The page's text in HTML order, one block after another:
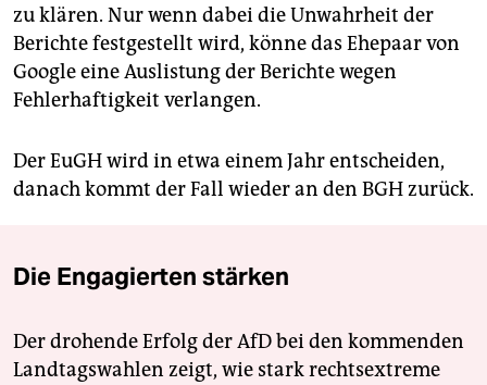
zu klären. Nur wenn dabei die Unwahrheit der
Berichte festgestellt wird, könne das Ehepaar von
Google eine Auslistung der Berichte wegen
Fehlerhaftigkeit verlangen.
Der EuGH wird in etwa einem Jahr entscheiden,
danach kommt der Fall wieder an den BGH zurück.
Die Engagierten stärken
Der drohende Erfolg der AfD bei den kommenden
Landtagswahlen zeigt, wie stark rechtsextreme